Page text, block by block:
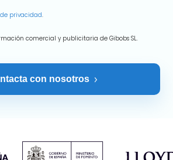
privacidad.
comercial y publicitaria de Gibobs SL.
con nosotros